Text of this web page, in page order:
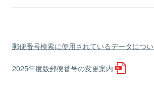
郵便番号検索に使用されているデータにつ
2025年度版郵便番号の変更案内